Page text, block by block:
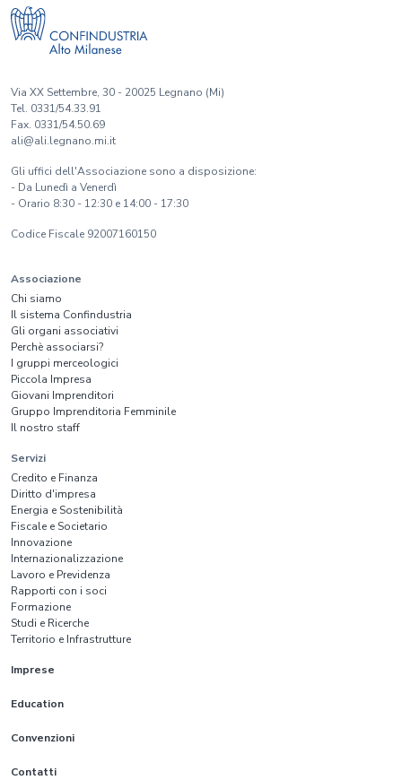
Via XX Settembre, 30 - 20025 Legnano (Mi)
Tel. 0331/54.33.91
Fax. 0331/54.50.69
ali@ali.legnano.mi.it
Gli uffici dell'Associazione sono a disposizione:
- Da Lunedì a Venerdì
- Orario 8:30 - 12:30 e 14:00 - 17:30
Codice Fiscale 92007160150
Associazione
Chi siamo
Il sistema Confindustria
Gli organi associativi
Perchè associarsi?
I gruppi merceologici
Piccola Impresa
Giovani Imprenditori
Gruppo Imprenditoria Femminile
Il nostro staff
Servizi
Credito e Finanza
Diritto d'impresa
Energia e Sostenibilità
Fiscale e Societario
Innovazione
Internazionalizzazione
Lavoro e Previdenza
Rapporti con i soci
Formazione
Studi e Ricerche
Territorio e Infrastrutture
Imprese
Education
Convenzioni
Contatti